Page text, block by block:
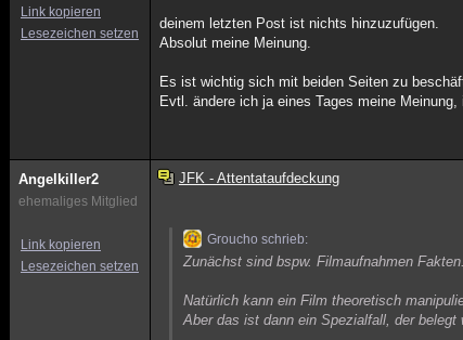
Link kopieren
Lesezeichen setzen
deinem letzten Post ist nichts hinzuzufügen.
Absolut meine Meinung.
Es ist wichtig sich mit beiden Seiten zu
Evtl. ändere ich ja eines Tages meine
Angelkiller2
ehemaliges Mitglied
Link kopieren
Lesezeichen setzen
JFK - Attentataufdeckung
Groucho schrieb:
Zunächst sind bspw. Filmaufnahmen Fakten.
Natürlich kann ein Film theoretisch
Aber das ist dann ein Spezialfall, der belegt